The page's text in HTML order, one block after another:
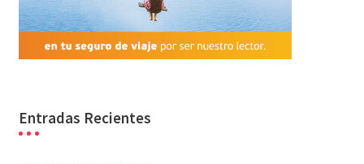
Entradas Recientes